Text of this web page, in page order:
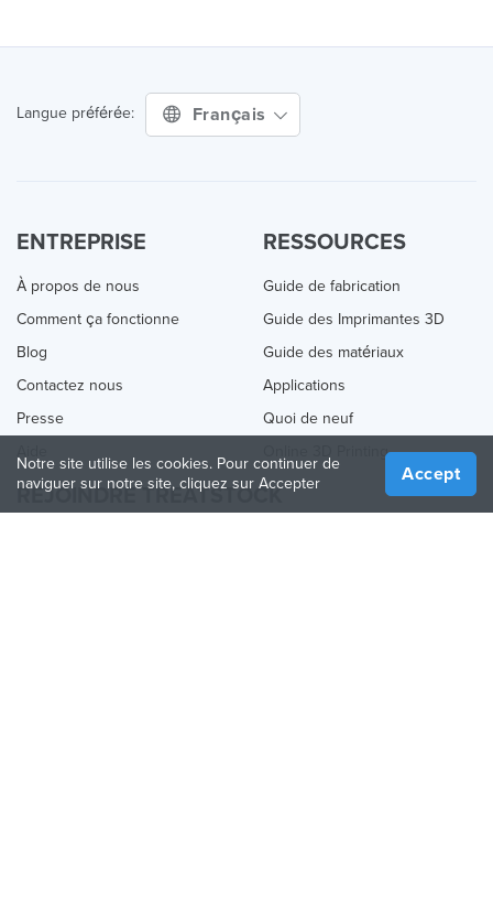
Langue préférée: Français
ENTREPRISE
À propos de nous
Comment ça fonctionne
Blog
Contactez nous
Presse
RESSOURCES
Guide de fabrication
Guide des Imprimantes 3D
Guide des matériaux
Applications
Quoi de neuf
Online 3D Printing
REJOINDRE TREATSTOCK
Notre site utilise les cookies. Pour continuer de
naviguer sur notre site, cliquez sur Accepter
Accept